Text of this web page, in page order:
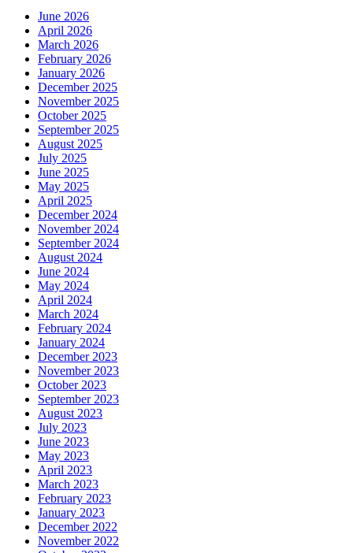
June 2026
April 2026
March 2026
February 2026
January 2026
December 2025
November 2025
October 2025
September 2025
August 2025
July 2025
June 2025
May 2025
April 2025
December 2024
November 2024
September 2024
August 2024
June 2024
May 2024
April 2024
March 2024
February 2024
January 2024
December 2023
November 2023
October 2023
September 2023
August 2023
July 2023
June 2023
May 2023
April 2023
March 2023
February 2023
January 2023
December 2022
November 2022